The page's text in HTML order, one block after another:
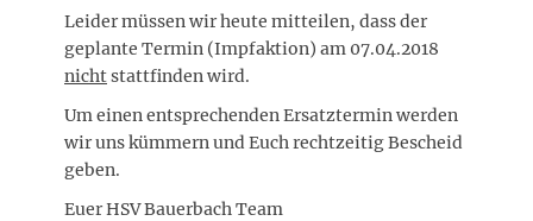
Leider müssen wir heute mitteilen, dass der
geplante Termin (Impfaktion) am 07.04.2018
nichtstattfinden wird.
Um einen entsprechenden Ersatztermin werden
wir uns kümmern und Euch rechtzeitig Bescheid
geben.
Euer HSV Bauerbach Team